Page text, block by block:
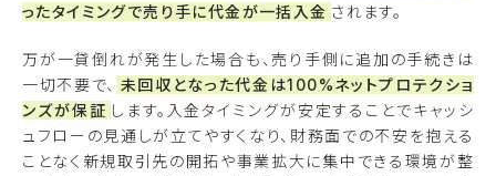
ったタイミングで売り手に代金が一括入金 されます。
万が一貸倒れが発生した場合も、売り手側に追加の手続きは
一切不要で、 未回収となった代金は100%ネットプロテクショ
ンズが保証 します。入金タイミングが安定することでキャッシ
ュフローの見通しが立てやすくなり、財務面での不安を抱える
ことなく新規取引先の開拓や事業拡大に集中できる環境が整